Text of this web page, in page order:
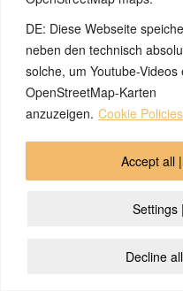
DE: Diese Webseite
neben den technisch
solche, um Youtube-
OpenStreetMap-Karten
anzuzeigen. Cookie
Settings
Decline
Accept all
© 2026 by Ingmar Marquardt
Overview
Impressum
Contatti Cookie Policy